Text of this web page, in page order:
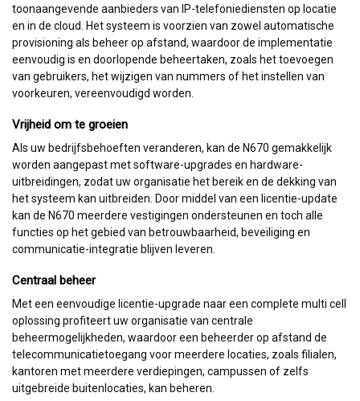
toonaangevende aanbieders van IP-telefoniediensten op locatie
en in de cloud. Het systeem is voorzien van zowel automatische
provisioning als beheer op afstand, waardoor de implementatie
eenvoudig is en doorlopende beheertaken, zoals het toevoegen
van gebruikers, het wijzigen van nummers of het instellen van
voorkeuren, vereenvoudigd worden.
Vrijheid om te groeien
Als uw bedrijfsbehoeften veranderen, kan de N670 gemakkelijk
worden aangepast met software-upgrades en hardware-
uitbreidingen, zodat uw organisatie het bereik en de dekking van
het systeem kan uitbreiden. Door middel van een licentie-update
kan de N670 meerdere vestigingen ondersteunen en toch alle
functies op het gebied van betrouwbaarheid, beveiliging en
communicatie-integratie blijven leveren.
Centraal beheer
Met een eenvoudige licentie-upgrade naar een complete multi cell
oplossing profiteert uw organisatie van centrale
beheermogelijkheden, waardoor een beheerder op afstand de
telecommunicatietoegang voor meerdere locaties, zoals filialen,
kantoren met meerdere verdiepingen, campussen of zelfs
uitgebreide buitenlocaties, kan beheren.